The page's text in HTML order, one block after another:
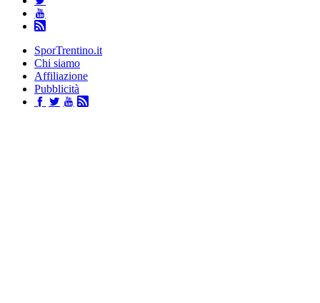
SporTrentino.it
Chi siamo
Affiliazione
Pubblicità